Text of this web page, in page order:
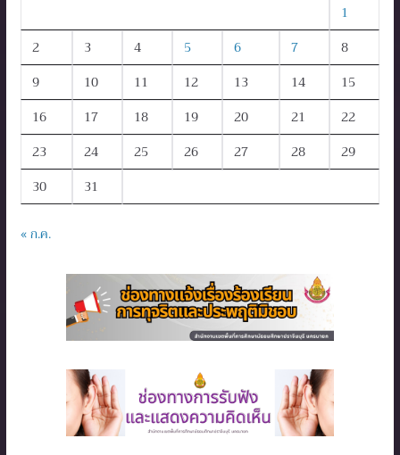
1
2
3 4 5 6 7
8
9
10 11 12 13 14
15
16
17 18 19 20 21
22
23
24 25 26 27 28
29
30
31
« ก.ค.